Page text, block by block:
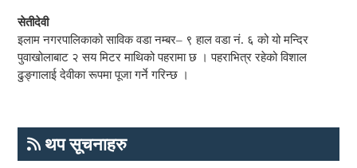
सेतीदेवी
इलाम नगरपालिकाको साविक वडा नम्बर– ९ हाल वडा नं. ६ को यो मन्दिर
पुवाखोलाबाट २ सय मिटर माथिको पहरामा छ । पहराभित्र रहेको विशाल
ढुङ्गालाई देवीका रूपमा पूजा गर्ने गरिन्छ ।
थप सूचनाहरु